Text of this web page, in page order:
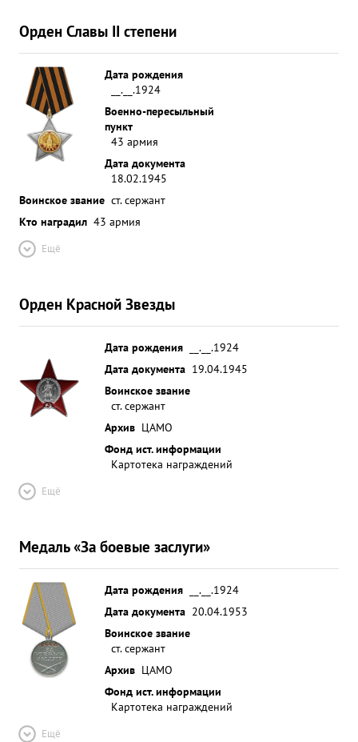
Орден Славы II степени
Дата рождения
__.__.1924
Военно-пересыльный
пункт
43 армия
Дата документа
18.02.1945
Воинское звание ст. сержант
Кто наградил 43 армия
Ещё
Орден Красной Звезды
Дата рождения
__.__.1924
Дата документа 19.04.1945
Воинское звание
ст. сержант
Архив ЦАМО
Фонд ист. информации
Картотека награждений
Ещё
Медаль «За боевые заслуги»
Дата рождения
__.__.1924
Дата документа 20.04.1953
Воинское звание
ст. сержант
Архив ЦАМО
Фонд ист. информации
Картотека награждений
Ещё